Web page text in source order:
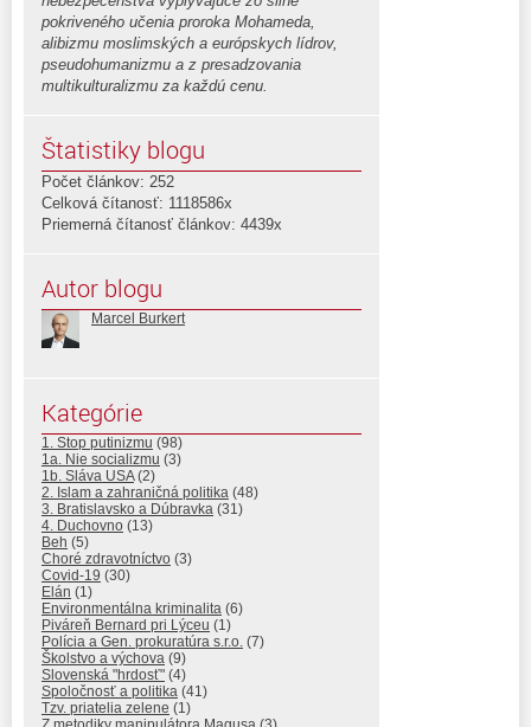
pokriveného učenia proroka Mohameda,
alibizmu moslimských a európskych lídrov,
pseudohumanizmu a z presadzovania
multikulturalizmu za každú cenu.
Štatistiky blogu
Počet článkov: 252
Celková čítanosť: 1118586x
Priemerná čítanosť článkov: 4439x
Autor blogu
Marcel Burkert
Kategórie
1. Stop putinizmu (98)
1a. Nie socializmu (3)
1b. Sláva USA(2)
2. Islam a zahraničná politika (48)
3. Bratislavsko a Dúbravka (31)
4. Duchovno (13)
Beh (5)
Choré zdravotníctvo (3)
Covid-19 (30)
Elán (1)
Environmentálna kriminalita (6)
Piváreň Bernard pri Lýceu (1)
Polícia a Gen. prokuratúra s.r.o. (7)
Školstvo a výchova (9)
Slovenská "hrdosť" (4)
Spoločnosť a politika (41)
Tzv. priatelia zelene (1)